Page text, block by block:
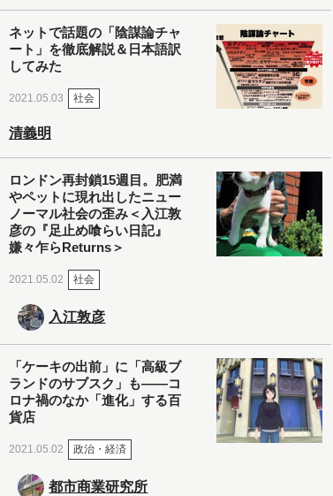
ネットで話題の「陰謀論チャ
ート」を徹底解説＆日本語訳
してみた
2021.05.03 社会
清義明
ロンドン再封鎖15週目。肥満
やペットに現れ出したニュー
ノーマル社会の歪み＜入江敦
彦の『足止め喰らい日記』
嫌々乍らReturns＞
2021.05.02 社会
入江敦彦
「ケーキの出前」に「高級ブ
ランドのサブスク」も――コ
ロナ禍のなか「進化」する百
貨店
2021.05.02 政治・経済
都市商業研究所